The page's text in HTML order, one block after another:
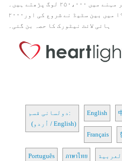
آج کی آیت موجودہ دور میں ہر مہنے میں ۲۵۰،۰۰۰ لوگ پڑھتے ہیں۔
ورس آف دا ڈے ڈاٹ کام ۱۹۹۸ میں بین سٹیڈ نے شروع کی اور۲۰۰۰
ہائی لائٹ نیٹورک کا حصہ بن گئی۔
دولسانی قسم:
(اُردو / English)
English
Français
Português ภาษาไทย